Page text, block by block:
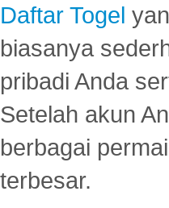
Daftar Togel
biasanya
pribadi Anda
Setelah akun
berbagai
terbesar.